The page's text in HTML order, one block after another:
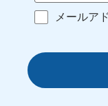
メールア